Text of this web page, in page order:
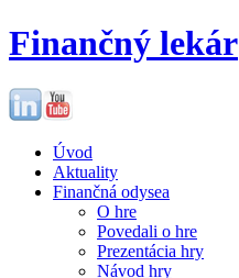
Finančný lekár
Úvod
Aktuality
Finančná odysea
O hre
Povedali o hre
Prezentácia hry
Návod hry